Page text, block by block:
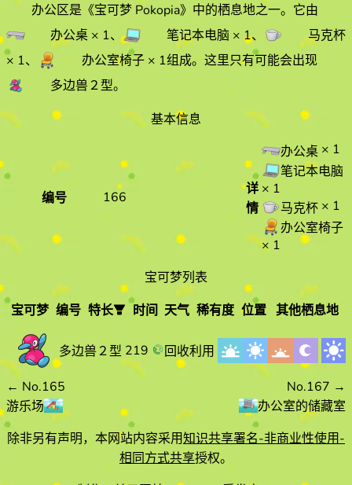
办公区是《宝可梦 Pokopia》中的栖息地之一。它由
办公桌 × 1、 笔记本电脑 × 1、
马克杯
× 1、 办公室椅子 × 1组成。 这里只有可能会出现
多边兽２型。
基本信息
编号 166
详
情
办公桌 × 1
笔记本电脑
× 1
马克杯 × 1
办公室椅子
× 1
宝可梦列表
宝可梦 编号 特长 时间 天气 稀有度 位置 其他栖息地
宝可梦
号
时间
天气
多边兽２型 219 回收利用
← No.165
游乐场
No.167 →
办公室的储藏室
除非另有声明，本网站内容采用知识共享署名-非商业性使用-
相同方式共享授权。